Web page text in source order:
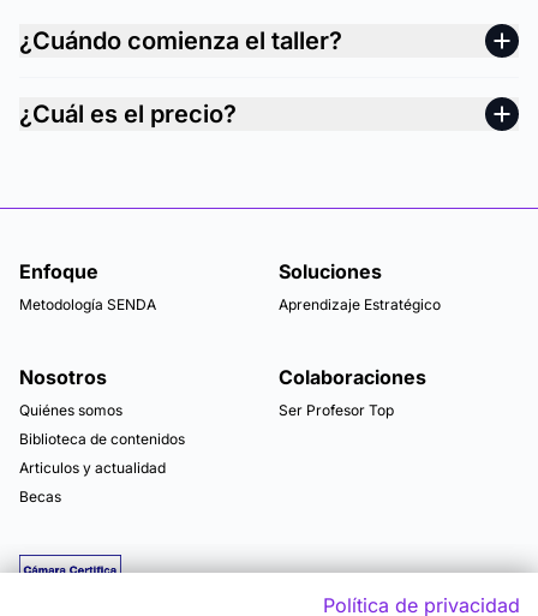
¿Cuándo comienza el taller?
¿Cuál es el precio?
Enfoque
Metodología SENDA
Soluciones
Aprendizaje Estratégico
Nosotros
Quiénes somos
Biblioteca de contenidos
Articulos y actualidad
Becas
Colaboraciones
Ser Profesor Top
Política de privacidad